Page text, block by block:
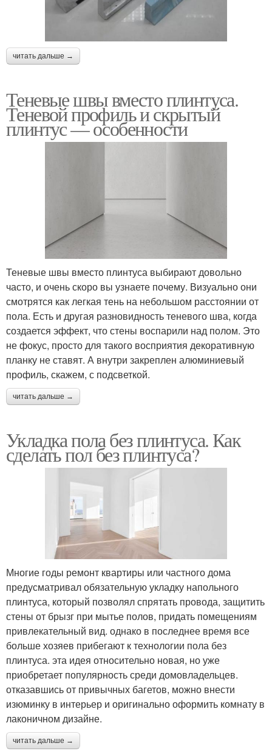
читать дальше →
Теневые швы вместо плинтуса.
Теневой профиль и скрытый
плинтус — особенности
Теневые швы вместо плинтуса выбирают довольно
часто, и очень скоро вы узнаете почему. Визуально они
смотрятся как легкая тень на небольшом расстоянии от
пола. Есть и другая разновидность теневого шва, когда
создается эффект, что стены воспарили над полом. Это
не фокус, просто для такого восприятия декоративную
планку не ставят. А внутри закреплен алюминиевый
профиль, скажем, с подсветкой.
читать дальше →
Укладка пола без плинтуса. Как
сделать пол без плинтуса?
Многие годы ремонт квартиры или частного дома
предусматривал обязательную укладку напольного
плинтуса, который позволял спрятать провода, защитить
стены от брызг при мытье полов, придать помещениям
привлекательный вид. однако в последнее время все
больше хозяев прибегают к технологии пола без
плинтуса. эта идея относительно новая, но уже
приобретает популярность среди домовладельцев.
отказавшись от привычных багетов, можно внести
изюминку в интерьер и оригинально оформить комнату в
лаконичном дизайне.
читать дальше →